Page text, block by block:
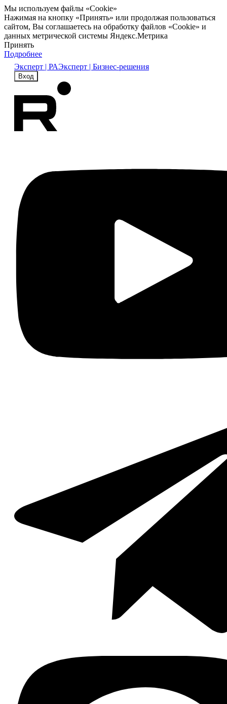
Мы используем файлы «Cookie»
Нажимая на кнопку «Принять» или продолжая пользоваться
сайтом, Вы соглашаетесь на обработку файлов «Cookie» и
данных метрической системы Яндекс.Метрика
Принять
Подробнее
Эксперт | РАЭксперт | Бизнес-решения
Вход